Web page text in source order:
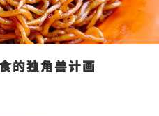
的独角兽计画